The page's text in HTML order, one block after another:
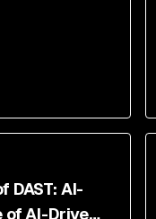
DAST: AI-
of AI-Driven